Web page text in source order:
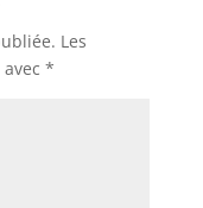
Les
*